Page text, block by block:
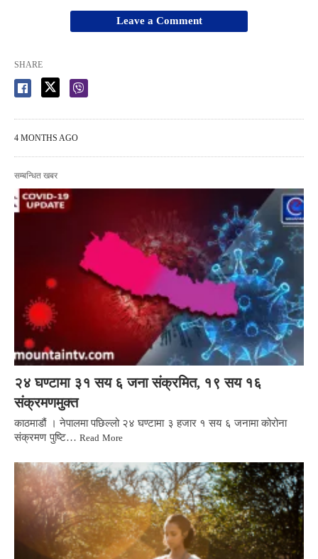
Leave a Comment
SHARE
4 MONTHS AGO
सम्बन्धित खबर
२४ घण्टामा ३१ सय ६ जना संक्रमित, १९ सय १६
संक्रमणमुक्त
काठमाडौं । नेपालमा पछिल्लो २४ घण्टामा ३ हजार १ सय ६ जनामा कोरोना
संक्रमण पुष्टि… Read More